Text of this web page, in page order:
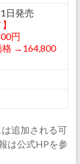
日発売
円
格 →164,800
追加される可
は公式HPを参